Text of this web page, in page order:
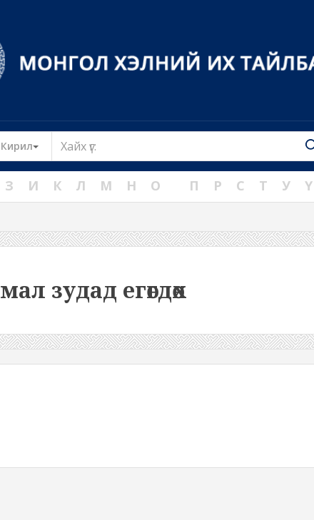
Кирил Toggle Dropdown
З И К Л М Н О П Р С Т У Ү
мал зудад егөгдөх